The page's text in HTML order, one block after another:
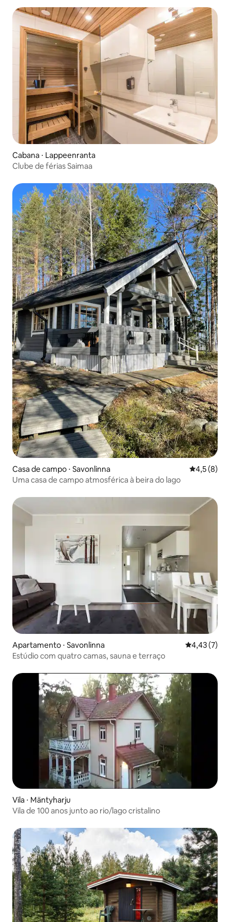
Cabana ⋅ Lappeenranta
Clube de férias Saimaa
Casa de campo ⋅ Savonlinna 4,5 de
4,5 (8)
Uma casa de campo atmosférica à beira do lago
Apartamento ⋅ Savonlinna 4,43 de
4,43 (7)
Estúdio com quatro camas, sauna e terraço
Vila ⋅ Mäntyharju
Vila de 100 anos junto ao rio/lago cristalino